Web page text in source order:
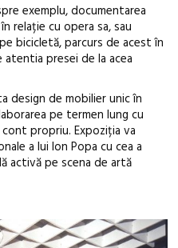
exemplu, documentarea
relație cu opera sa, sau
bicicletă, parcurs de acest în
presei de la acea
design de mobilier unic în
pe termen lung cu
propriu. Expoziția va
a lui Ion Popa cu cea a
activă pe scena de artă